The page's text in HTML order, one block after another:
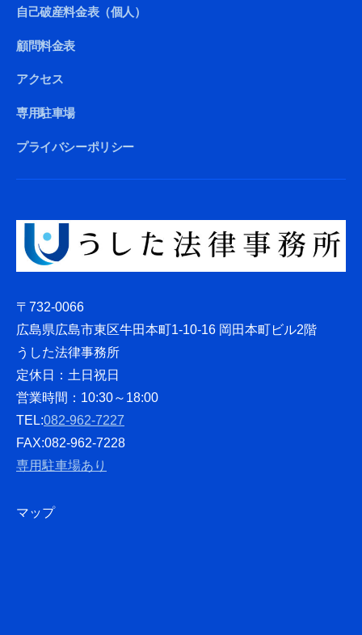
自己破産料金表（個人）
顧問料金表
アクセス
専用駐車場
プライバシーポリシー
〒732-0066
広島県広島市東区牛田本町1-10-16 岡田本町ビル2階
うした法律事務所
定休日：土日祝日
営業時間：10:30～18:00
TEL:082-962-7227
FAX:082-962-7228
専用駐車場あり
マップ